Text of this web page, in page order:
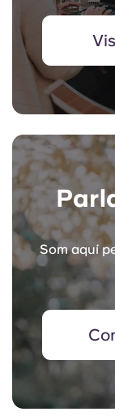
Som aquí